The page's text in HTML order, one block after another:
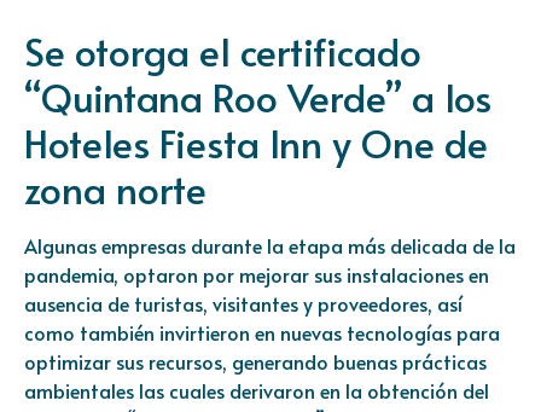
Se otorga el certificado
“Quintana Roo Verde” a los
Hoteles Fiesta Inn y One de
zona norte
Algunas empresas durante la etapa más delicada de la
pandemia, optaron por mejorar sus instalaciones en
ausencia de turistas, visitantes y proveedores, así
como también invirtieron en nuevas tecnologías para
optimizar sus recursos, generando buenas prácticas
ambientales las cuales derivaron en la obtención del